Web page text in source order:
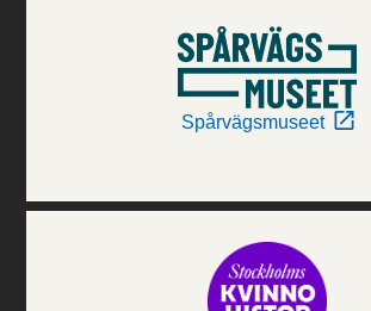
Spårvägsmuseet